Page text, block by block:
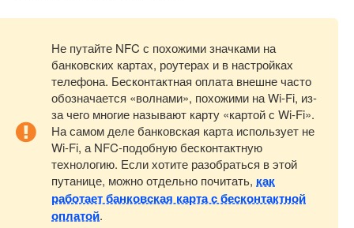
Не путайте NFC с похожими значками на
банковских картах, роутерах и в настройках
телефона. Бесконтактная оплата внешне часто
обозначается «волнами», похожими на Wi-Fi, из-
за чего многие называют карту «картой с Wi-Fi».
На самом деле банковская карта использует не
Wi-Fi, а NFC-подобную бесконтактную
технологию. Если хотите разобраться в этой
путанице, можно отдельно почитать, как
работает банковская карта с бесконтактной
оплатой.